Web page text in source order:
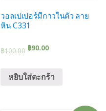
วอลเปเปอร์มีกาวในตัว ลาย
หิน C331
฿100.00 ฿90.00
หยิบใส่ตะกร้า